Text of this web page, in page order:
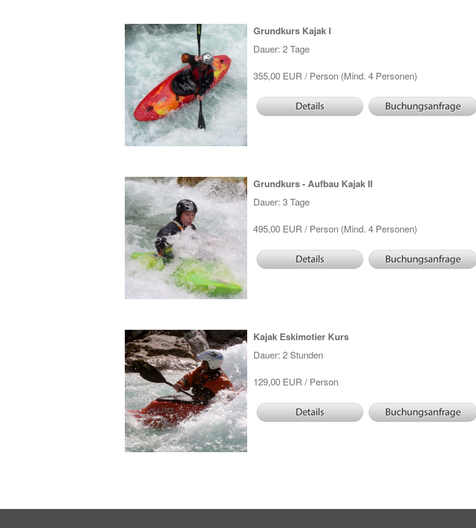
Grundkurs Kajak I
Dauer: 2 Tage
355,00 EUR / Person (Mind. 4 Personen)
Grundkurs - Aufbau Kajak II
Dauer: 3 Tage
495,00 EUR / Person (Mind. 4 Personen)
Kajak Eskimotier Kurs
Dauer: 2 Stunden
129,00 EUR / Person